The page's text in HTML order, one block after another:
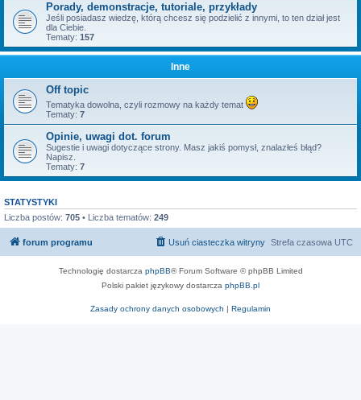
Porady, demonstracje, tutoriale, przykłady
Jeśli posiadasz wiedzę, którą chcesz się podzielić z innymi, to ten dział jest
dla Ciebie.
Tematy: 157
Inne
Off topic
Tematyka dowolna, czyli rozmowy na każdy temat
Tematy: 7
Opinie, uwagi dot. forum
Sugestie i uwagi dotyczące strony. Masz jakiś pomysł, znalazłeś błąd?
Napisz.
Tematy: 7
STATYSTYKI
Liczba postów: 705 • Liczba tematów: 249
forum programu Strefa czasowa UTC
Usuń ciasteczka witryny
Technologię dostarcza phpBB® Forum Software © phpBB Limited
Polski pakiet językowy dostarcza phpBB.pl
Zasady ochrony danych osobowych | Regulamin